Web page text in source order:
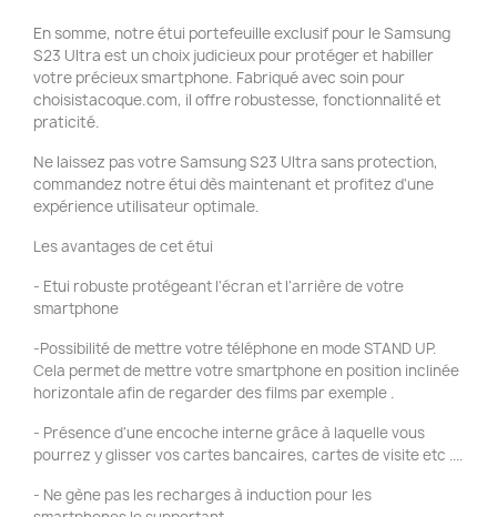
En somme, notre étui portefeuille exclusif pour le Samsung
S23 Ultra est un choix judicieux pour protéger et habiller
votre précieux smartphone. Fabriqué avec soin pour
choisistacoque.com, il offre robustesse, fonctionnalité et
praticité.
Ne laissez pas votre Samsung S23 Ultra sans protection,
commandez notre étui dès maintenant et profitez d'une
expérience utilisateur optimale.
Les avantages de cet étui
- Etui robuste protégeant l'écran et l'arrière de votre
smartphone
-Possibilité de mettre votre téléphone en mode STAND UP.
Cela permet de mettre votre smartphone en position inclinée
horizontale afin de regarder des films par exemple .
- Présence d'une encoche interne grâce à laquelle vous
pourrez y glisser vos cartes bancaires, cartes de visite etc ....
- Ne gène pas les recharges à induction pour les